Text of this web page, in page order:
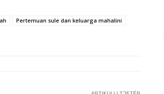
Pertemuan sule dan keluarga mahalini